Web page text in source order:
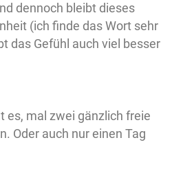
dennoch bleibt dieses
(ich finde das Wort sehr
das Gefühl auch viel besser
es, mal zwei gänzlich freie
Oder auch nur einen Tag